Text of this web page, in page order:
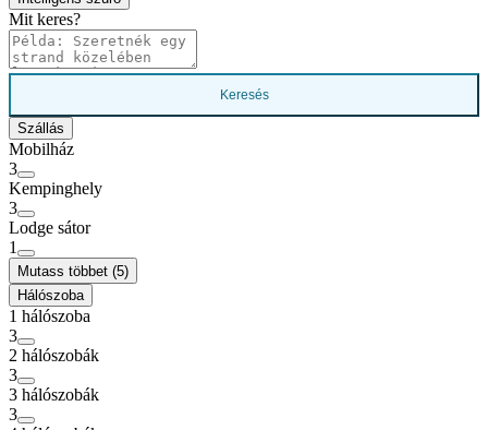
Mit keres?
Keresés
Szállás
Mobilház
3
Kempinghely
3
Lodge sátor
1
Mutass többet (5)
Hálószoba
1 hálószoba
3
2 hálószobák
3
3 hálószobák
3